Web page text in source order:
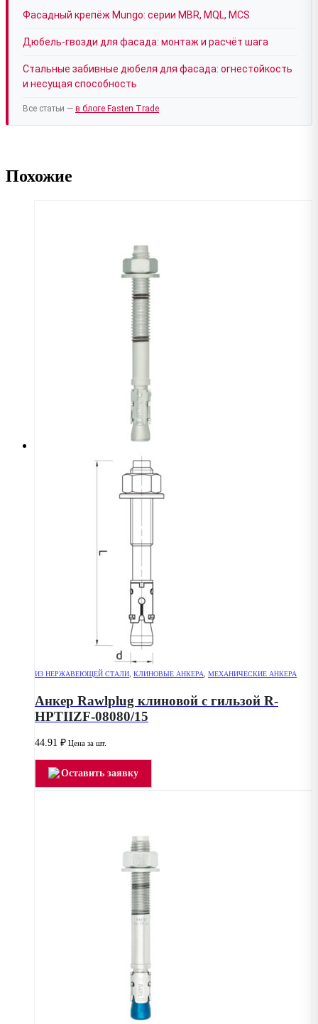
Фасадный крепёж Mungo: серии MBR, MQL, MCS
Дюбель-гвозди для фасада: монтаж и расчёт шага
Стальные забивные дюбеля для фасада: огнестойкость
и несущая способность
Все статьи — в блоге Fasten Trade
Похожие
ИЗ НЕРЖАВЕЮЩЕЙ СТАЛИ, КЛИНОВЫЕ АНКЕРА, МЕХАНИЧЕСКИЕ АНКЕРА
Анкер Rawlplug клиновой с гильзой R-
HPTIIZF-08080/15
44.91 ₽ Цена за шт.
Оставить заявку